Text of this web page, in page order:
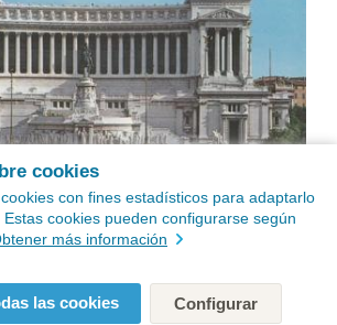
cookies
con fines estadísticos para adaptarlo
cookies pueden configurarse según
más información
las cookies Configurar